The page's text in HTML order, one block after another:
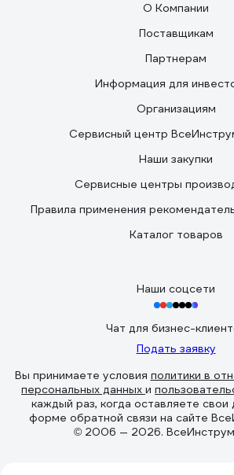
О Компании
Поставщикам
Партнерам
Информация для
Организациям
Сервисный центр
Наши закупки
Сервисные центры
Правила применения
Каталог товаров
Наши соцсети
Чат для бизнес-
Подать заявку
Вы принимаете условия политики в
персональных данных и
каждый раз, когда оставляете
форме обратной связи на сайте
© 2006 — 2026.